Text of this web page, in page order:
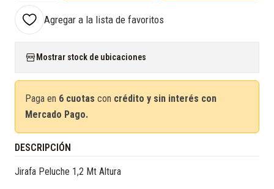
Agregar a la lista de favoritos
Mostrar stock de ubicaciones
Paga en 6 cuotas con crédito y sin interés con
Mercado Pago.
DESCRIPCIÓN
Jirafa Peluche 1,2 Mt Altura